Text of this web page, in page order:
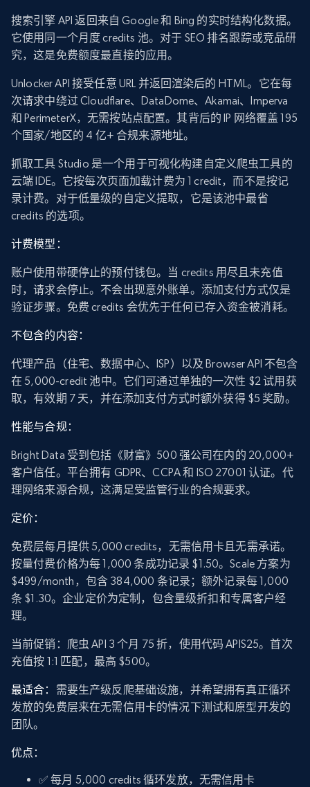
搜索引擎 API 返回来自 Google 和 Bing 的实时结构化数据。
它使用同一个月度 credits 池。对于 SEO 排名跟踪或竞品研
究，这是免费额度最直接的应用。
Unlocker API 接受任意 URL 并返回渲染后的 HTML。它在每
次请求中绕过 Cloudflare、DataDome、Akamai、Imperva
和 PerimeterX，无需按站点配置。其背后的 IP 网络覆盖 195
个国家/地区的 4 亿+ 合规来源地址。
抓取工具 Studio 是一个用于可视化构建自定义爬虫工具的
云端 IDE。它按每次页面加载计费为 1 credit，而不是按记
录计费。对于低量级的自定义提取，它是该池中最省
credits 的选项。
计费模型：
账户使用带硬停止的预付钱包。当 credits 用尽且未充值
时，请求会停止。不会出现意外账单。添加支付方式仅是
验证步骤。免费 credits 会优先于任何已存入资金被消耗。
不包含的内容：
代理产品（住宅、数据中心、ISP）以及 Browser API 不包含
在 5,000-credit 池中。它们可通过单独的一次性 $2 试用获
取，有效期 7 天，并在添加支付方式时额外获得 $5 奖励。
性能与合规：
Bright Data 受到包括《财富》500 强公司在内的 20,000+
客户信任。平台拥有 GDPR、CCPA 和 ISO 27001 认证。代
理网络来源合规，这满足受监管行业的合规要求。
定价：
免费层每月提供 5,000 credits，无需信用卡且无需承诺。
按量付费价格为每 1,000 条成功记录 $1.50。Scale 方案为
$499/month，包含 384,000 条记录；额外记录每 1,000
条 $1.30。企业定价为定制，包含量级折扣和专属客户经
理。
当前促销：爬虫 API 3 个月 75 折，使用代码 APIS25。首次
充值按 1:1 匹配，最高 $500。
最适合： 需要生产级反爬基础设施，并希望拥有真正循环
发放的免费层来在无需信用卡的情况下测试和原型开发的
团队。
优点：
✅ 每月 5,000 credits 循环发放，无需信用卡